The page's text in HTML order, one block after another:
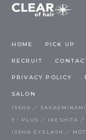
HOME PICK UP
RECRUIT
PRIVACY POLICY
SALON
ISSHA SAKAEMINAMI
F・PLUS
IKESHITA
ISSHA EYELASH